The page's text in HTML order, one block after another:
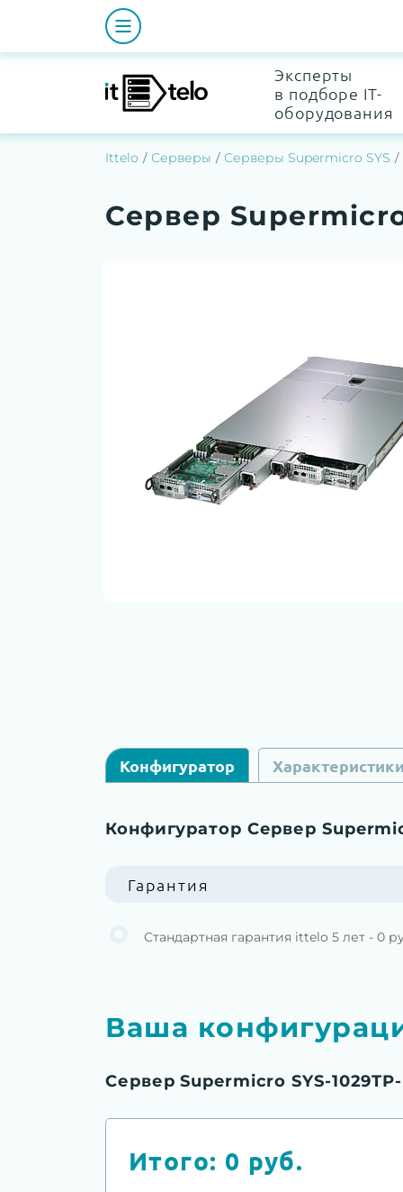
Эксперты
в подборе IT-
оборудования
Ittelo Серверы Серверы Supermicro SYS
Сервер Supermicro
Конфигуратор Характеристики
Конфигуратор Сервер
Гарантия
Стандартная гарантия ittelo 5 лет - 0
Ваша
Сервер Supermicro SYS-
Итого: 0 руб.